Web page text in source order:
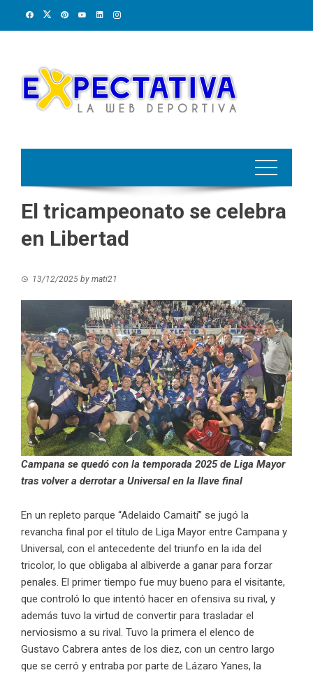
El tricampeonato se celebra
en Libertad
13/12/2025 by mati21
Campana se quedó con la temporada 2025 de Liga Mayor
tras volver a derrotar a Universal en la llave final
En un repleto parque “Adelaido Camaití” se jugó la
revancha final por el título de Liga Mayor entre Campana y
Universal, con el antecedente del triunfo en la ida del
tricolor, lo que obligaba al albiverde a ganar para forzar
penales. El primer tiempo fue muy bueno para el visitante,
que controló lo que intentó hacer en ofensiva su rival, y
además tuvo la virtud de convertir para trasladar el
nerviosismo a su rival. Tuvo la primera el elenco de
Gustavo Cabrera antes de los diez, con un centro largo
que se cerró y entraba por parte de Lázaro Yanes, la